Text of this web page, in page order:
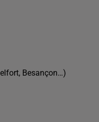
Besançon…)